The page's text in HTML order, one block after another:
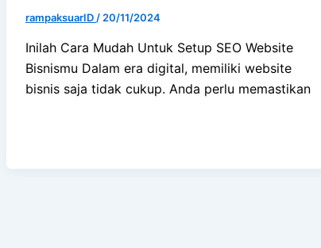
rampaksuarID/20/11/2024
Inilah Cara Mudah Untuk Setup SEO Website
Bisnismu Dalam era digital, memiliki website
bisnis saja tidak cukup. Anda perlu memastikan